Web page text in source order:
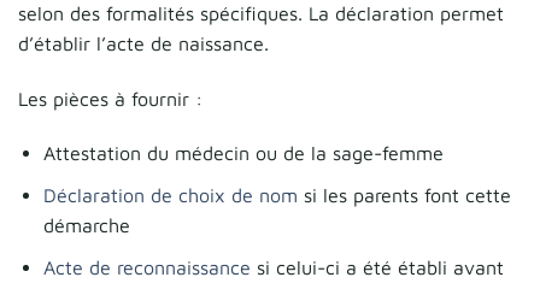
selon des formalités spécifiques. La déclaration permet
d’établir l’acte de naissance.
Les pièces à fournir :
Attestation du médecin ou de la sage-femme
Déclaration de choix de nom si les parents font cette
démarche
Acte de reconnaissance si celui-ci a été établi avant